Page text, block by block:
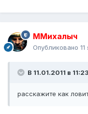
ММихалыч
Опубликовано
В 11.01.2011 в
расскажите как